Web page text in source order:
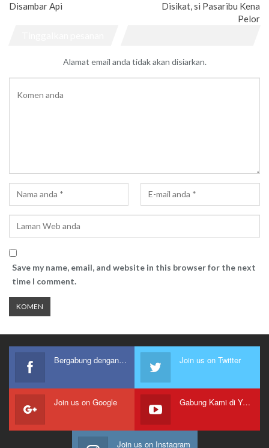
Disambar Api
Disikat, si Pasaribu Kena
Pelor
Alamat email anda tidak akan disiarkan.
Save my name, email, and website in this browser for the next
time I comment.
Bergabung dengan kami Join us on Twitter
Join us on Google Gabung Kami di Youtube
Join us on Instagram